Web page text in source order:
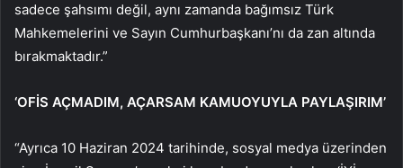
sadece şahsımı değil, aynı zamanda bağımsız Türk
Mahkemelerini ve Sayın Cumhurbaşkanı’nı da zan altında
bırakmaktadır.”
‘OFİS AÇMADIM, AÇARSAM KAMUOYUYLA PAYLAŞIRIM’
“Ayrıca 10 Haziran 2024 tarihinde, sosyal medya üzerinden